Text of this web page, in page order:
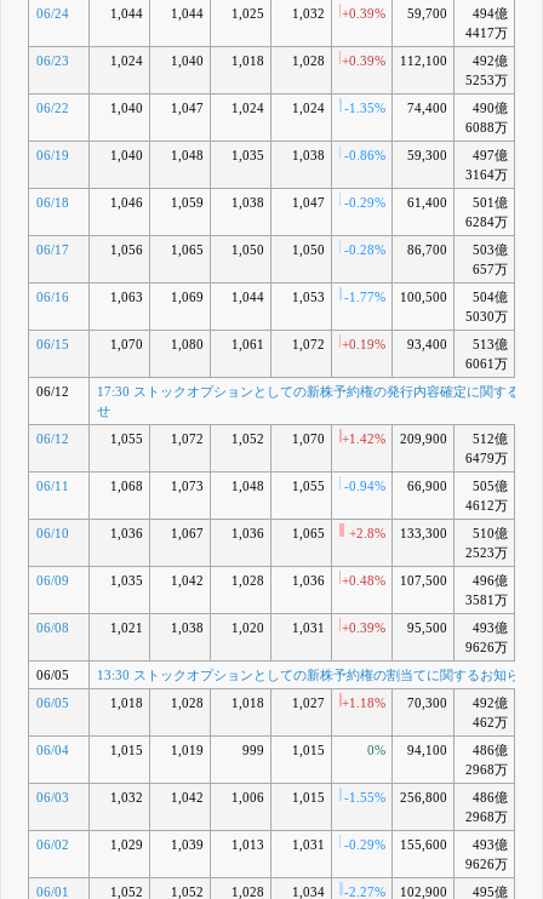
06/24 1,044 1,044 1,025 1,032 +0.39% 59,700
494億
4417万
06/23 1,024 1,040 1,018 1,028 +0.39% 112,100
492億
5253万
06/22 1,040 1,047 1,024 1,024 -1.35% 74,400
490億
6088万
06/19 1,040 1,048 1,035 1,038 -0.86% 59,300
497億
3164万
06/18 1,046 1,059 1,038 1,047 -0.29% 61,400
501億
6284万
06/17 1,056 1,065 1,050 1,050 -0.28% 86,700
503億
657万
06/16 1,063 1,069 1,044 1,053 -1.77% 100,500
504億
5030万
06/15 1,070 1,080 1,061 1,072 +0.19% 93,400
513億
6061万
06/12
17:30 ストックオプションとしての新株予約権の発行内容確定に関するお
せ
06/12
1,055 1,072 1,052 1,070 +1.42% 209,900
512億
6479万
06/11 1,068 1,073 1,048 1,055 -0.94% 66,900
505億
4612万
06/10 1,036 1,067 1,036 1,065 +2.8% 133,300
510億
2523万
06/09 1,035 1,042 1,028 1,036 +0.48% 107,500
496億
3581万
06/08 1,021 1,038 1,020 1,031 +0.39% 95,500
493億
9626万
06/05
13:30 ストックオプションとしての新株予約権の割当てに関するお知らせ
06/05
1,018 1,028 1,018 1,027 +1.18% 70,300
492億
462万
06/04 1,015 1,019 999 1,015 0% 94,100
486億
2968万
06/03 1,032 1,042 1,006 1,015 -1.55% 256,800
486億
2968万
06/02 1,029 1,039 1,013 1,031 -0.29% 155,600
493億
9626万
06/01 1,052 1,052 1,028 1,034 -2.27% 102,900 495億